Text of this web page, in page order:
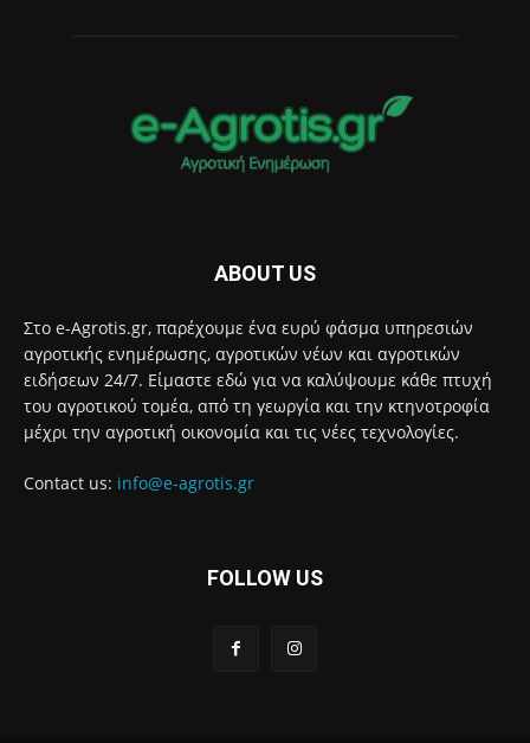
ABOUT US
Στο e-Agrotis.gr, παρέχουμε ένα ευρύ φάσμα υπηρεσιών
αγροτικής ενημέρωσης, αγροτικών νέων και αγροτικών
ειδήσεων 24/7. Είμαστε εδώ για να καλύψουμε κάθε πτυχή
του αγροτικού τομέα, από τη γεωργία και την κτηνοτροφία
μέχρι την αγροτική οικονομία και τις νέες τεχνολογίες.
Contact us: info@e-agrotis.gr
FOLLOW US